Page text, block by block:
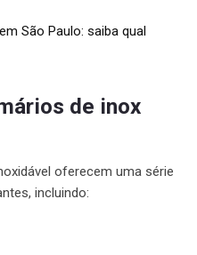
São Paulo: saiba qual
de inox
oferecem uma série
incluindo: